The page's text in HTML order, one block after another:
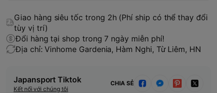
Giao hàng siêu tốc trong 2h (Phí ship có thể thay đổi
tùy vị trí)
Đổi hàng tại shop trong 7 ngày miễn phí!
Địa chỉ: Vinhome Gardenia, Hàm Nghi, Từ Liêm, HN
Japansport Tiktok
Kết nối với chúng tôi
CHIA SẺ